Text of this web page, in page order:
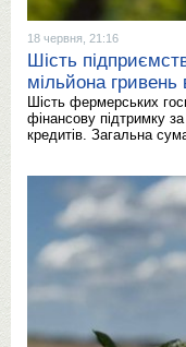
18 червня, 21:16
Шість
мільйона гривень
Шість фермерських
фінансову підтримку
кредитів. Загальна